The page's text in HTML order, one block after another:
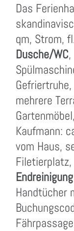
Das
qm, Strom,
Dusche/WC
mehrere
Kaufmann:
vom Haus,
Handtücher